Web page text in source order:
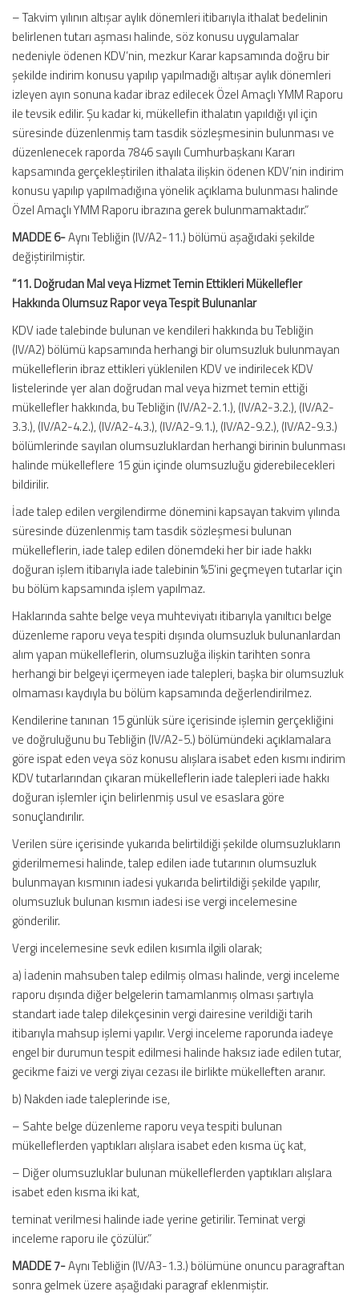
– Takvim yılının altışar aylık dönemleri itibarıyla ithalat bedelinin
belirlenen tutarı aşması halinde, söz konusu uygulamalar
nedeniyle ödenen KDV’nin, mezkur Karar kapsamında doğru bir
şekilde indirim konusu yapılıp yapılmadığı altışar aylık dönemleri
izleyen ayın sonuna kadar ibraz edilecek Özel Amaçlı YMM Raporu
ile tevsik edilir. Şu kadar ki, mükellefin ithalatın yapıldığı yıl için
süresinde düzenlenmiş tam tasdik sözleşmesinin bulunması ve
düzenlenecek raporda 7846 sayılı Cumhurbaşkanı Kararı
kapsamında gerçekleştirilen ithalata ilişkin ödenen KDV’nin indirim
konusu yapılıp yapılmadığına yönelik açıklama bulunması halinde
Özel Amaçlı YMM Raporu ibrazına gerek bulunmamaktadır.”
MADDE 6-Aynı Tebliğin (IV/A2-11.) bölümü aşağıdaki şekilde
değiştirilmiştir.
“11. Doğrudan Mal veya Hizmet Temin Ettikleri Mükellefler
Hakkında Olumsuz Rapor veya Tespit Bulunanlar
KDV iade talebinde bulunan ve kendileri hakkında bu Tebliğin
(IV/A2) bölümü kapsamında herhangi bir olumsuzluk bulunmayan
mükelleflerin ibraz ettikleri yüklenilen KDV ve indirilecek KDV
listelerinde yer alan doğrudan mal veya hizmet temin ettiği
mükellefler hakkında, bu Tebliğin (IV/A2-2.1.), (IV/A2-3.2.), (IV/A2-
3.3.), (IV/A2-4.2.), (IV/A2-4.3.), (IV/A2-9.1.), (IV/A2-9.2.), (IV/A2-9.3.)
bölümlerinde sayılan olumsuzluklardan herhangi birinin bulunması
halinde mükelleflere 15 gün içinde olumsuzluğu giderebilecekleri
bildirilir.
İade talep edilen vergilendirme dönemini kapsayan takvim yılında
süresinde düzenlenmiş tam tasdik sözleşmesi bulunan
mükelleflerin, iade talep edilen dönemdeki her bir iade hakkı
doğuran işlem itibarıyla iade talebinin %5’ini geçmeyen tutarlar için
bu bölüm kapsamında işlem yapılmaz.
Haklarında sahte belge veya muhteviyatı itibarıyla yanıltıcı belge
düzenleme raporu veya tespiti dışında olumsuzluk bulunanlardan
alım yapan mükelleflerin, olumsuzluğa ilişkin tarihten sonra
herhangi bir belgeyi içermeyen iade talepleri, başka bir olumsuzluk
olmaması kaydıyla bu bölüm kapsamında değerlendirilmez.
Kendilerine tanınan 15 günlük süre içerisinde işlemin gerçekliğini
ve doğruluğunu bu Tebliğin (IV/A2-5.) bölümündeki açıklamalara
göre ispat eden veya söz konusu alışlara isabet eden kısmı indirim
KDV tutarlarından çıkaran mükelleflerin iade talepleri iade hakkı
doğuran işlemler için belirlenmiş usul ve esaslara göre
sonuçlandırılır.
Verilen süre içerisinde yukarıda belirtildiği şekilde olumsuzlukların
giderilmemesi halinde, talep edilen iade tutarının olumsuzluk
bulunmayan kısmının iadesi yukarıda belirtildiği şekilde yapılır,
olumsuzluk bulunan kısmın iadesi ise vergi incelemesine
gönderilir.
Vergi incelemesine sevk edilen kısımla ilgili olarak;
a) İadenin mahsuben talep edilmiş olması halinde, vergi inceleme
raporu dışında diğer belgelerin tamamlanmış olması şartıyla
standart iade talep dilekçesinin vergi dairesine verildiği tarih
itibarıyla mahsup işlemi yapılır. Vergi inceleme raporunda iadeye
engel bir durumun tespit edilmesi halinde haksız iade edilen tutar,
gecikme faizi ve vergi ziyaı cezası ile birlikte mükelleften aranır.
b) Nakden iade taleplerinde ise,
– Sahte belge düzenleme raporu veya tespiti bulunan
mükelleflerden yaptıkları alışlara isabet eden kısma üç kat,
– Diğer olumsuzluklar bulunan mükelleflerden yaptıkları alışlara
isabet eden kısma iki kat,
teminat verilmesi halinde iade yerine getirilir. Teminat vergi
inceleme raporu ile çözülür.”
MADDE 7-Aynı Tebliğin (IV/A3-1.3.) bölümüne onuncu paragraftan
sonra gelmek üzere aşağıdaki paragraf eklenmiştir.